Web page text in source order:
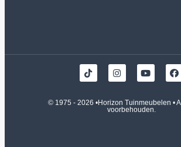
© 1975 - 2026 •Horizon Tuinmeubelen •
voorbehouden.